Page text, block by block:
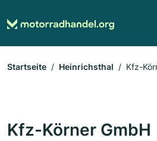
Startseite Heinrichsthal Kfz-
Kfz-Körner GmbH